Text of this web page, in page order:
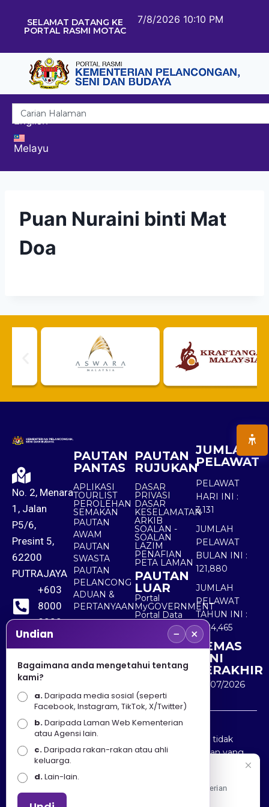
SELAMAT DATANG KE
PORTAL RASMI MOTAC
7/8/2026 10:10 PM
English
Melayu
Puan Nuraini binti Mat
Doa
No. 2, Menara
1, Jalan
P5/6,
Presint 5,
62200
PUTRAJAYA
+603
8000
8000
+603
8891
7100
PAUTAN
PANTAS
APLIKASI
TOURLIST
PEROLEHAN
SEMAKAN
PAUTAN
AWAM
PAUTAN
SWASTA
PAUTAN
PELANCONG
ADUAN &
PERTANYAAN
PAUTAN
RUJUKAN
DASAR
PRIVASI
DASAR
KESELAMATAN
ARKIB
SOALAN -
SOALAN
LAZIM
PENAFIAN
PETA LAMAN
PAUTAN
LUAR
Portal
MyGOVERNMENT
Portal Data
Terbuka
Sektor Awam
JUMLAH
PELAWAT
PELAWAT
HARI INI :
3,131
JUMLAH
PELAWAT
BULAN INI :
121,880
JUMLAH
PELAWAT
TAHUN INI :
5,524,465
KEMAS
KINI
TERAKHIR
30/07/2026
Penafian : Kerajaan Malaysia dan Kementerian
Pelancongan Seni dan Budaya (MOTAC) adalah tidak
bertanggungjawab atas kehilangan atau kerugian yang
disebabkan oleh penggunaan mana-mana maklumat
yang diperolehi dari portal ini.
Undian − ×
Bagaimana anda mengetahui tentang
kami?
a.Daripada media sosial (seperti
Facebook, Instagram, TikTok, X/Twitter)
b.Daripada Laman Web Kementerian
atau Agensi lain.
c.Daripada rakan-rakan atau ahli
keluarga.
d.Lain-lain.
Apa Khabar! Selamat datang ke Portal Rasmi Kementerian
Pelancongan, Seni dan Budaya